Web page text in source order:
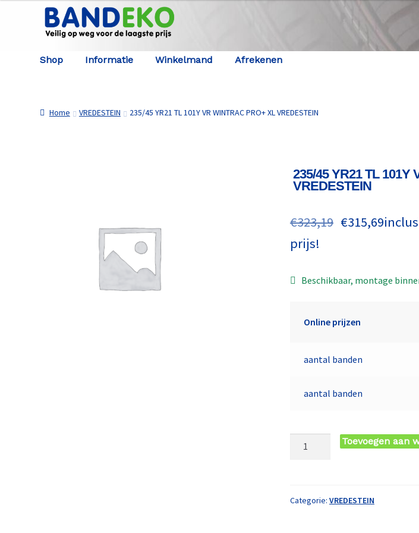
Ga door naar navigatie
Ga naar de inhoud
Shop Informatie Winkelmand Afrekenen
Home VREDESTEIN 235/45 YR21 TL 101Y VR WINTRAC PRO+ XL VREDESTEIN
235/45 YR21 TL 101Y
VREDESTEIN
€323,19 €315,69
prijs!
Beschikbaar, montage
Online prijzen
aantal banden
aantal banden
VR
Toevoegen aan
Categorie: VREDESTEIN